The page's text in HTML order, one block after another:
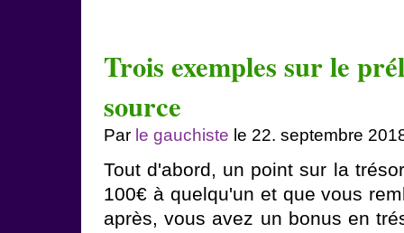
Trois exemples sur le
source
Par le gauchiste le 22. septembre
Tout d'abord, un point sur la
100€ à quelqu'un et que vous
après, vous avez un bonus en